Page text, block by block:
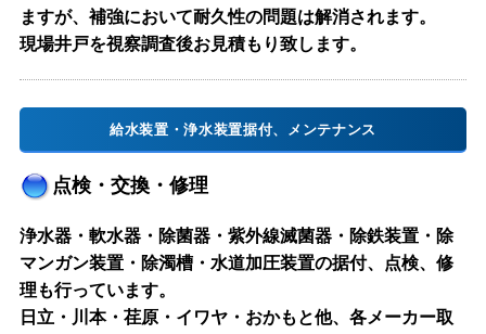
ますが、補強において耐久性の問題は解消されます。
現場井戸を視察調査後お見積もり致します。
給水装置・浄水装置据付、メンテナンス
点検・交換・修理
浄水器・軟水器・除菌器・紫外線滅菌器・除鉄装置・除
マンガン装置・除濁槽・水道加圧装置の据付、点検、修
理も行っています。
日立・川本・荏原・イワヤ・おかもと他、各メーカー取